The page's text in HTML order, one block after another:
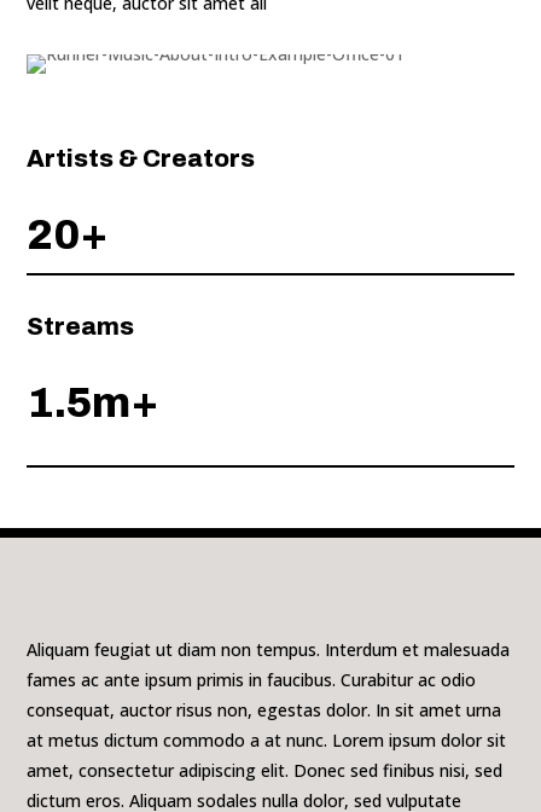
Artists & Creators
20+
Streams
1.5m+
Aliquam feugiat ut diam non tempus. Interdum et malesuada
fames ac ante ipsum primis in faucibus. Curabitur ac odio
consequat, auctor risus non, egestas dolor. In sit amet urna
at metus dictum commodo a at nunc. Lorem ipsum dolor sit
amet, consectetur adipiscing elit. Donec sed finibus nisi, sed
dictum eros. Aliquam sodales nulla dolor, sed vulputate